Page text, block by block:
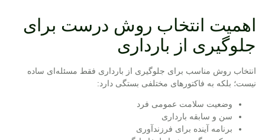
اهمیت انتخاب روش درست برای
جلوگیری از بارداری
انتخاب روش مناسب برای جلوگیری از بارداری فقط مسئله‌ای ساده
نیست؛ بلکه به فاکتورهای مختلفی بستگی دارد:
وضعیت سلامت عمومی فرد
سن و سابقه بارداری
برنامه آینده برای فرزندآوری